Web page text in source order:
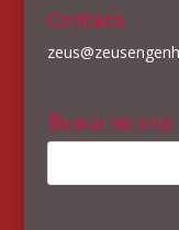
Contato
Busca no site